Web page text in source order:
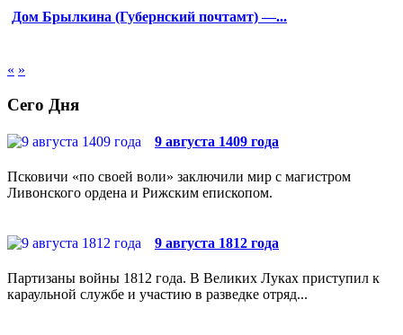
Дом Брылкина (Губернский почтамт) —...
« »
Сего Дня
9 августа 1409 года
Псковичи «по своей воли» заключили мир с магистром
Ливонского ордена и Рижским епископом.
9 августа 1812 года
Партизаны войны 1812 года. В Великих Луках приступил к
караульной службе и участию в разведке отряд...